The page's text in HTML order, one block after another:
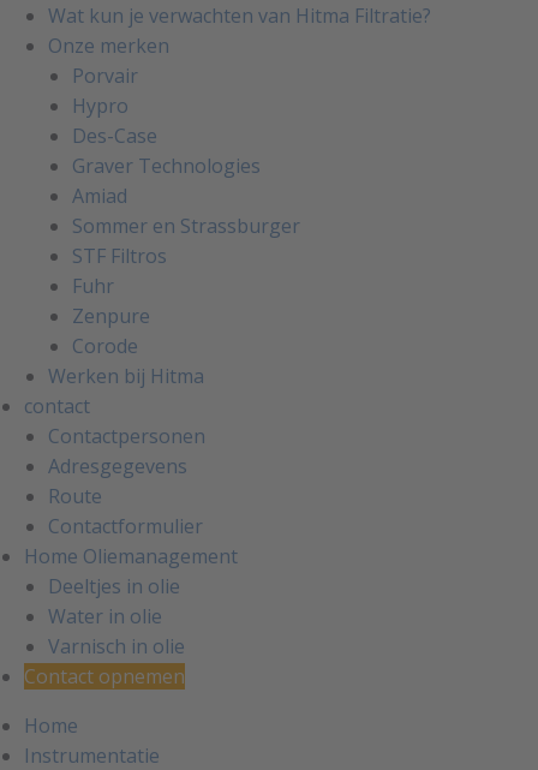
Wat kun je verwachten van Hitma Filtratie?
Onze merken
Porvair
Hypro
Des-Case
Graver Technologies
Amiad
Sommer en Strassburger
STF Filtros
Fuhr
Zenpure
Corode
Werken bij Hitma
contact
Contactpersonen
Adresgegevens
Route
Contactformulier
Home Oliemanagement
Deeltjes in olie
Water in olie
Varnisch in olie
Contact opnemen
Home
Instrumentatie